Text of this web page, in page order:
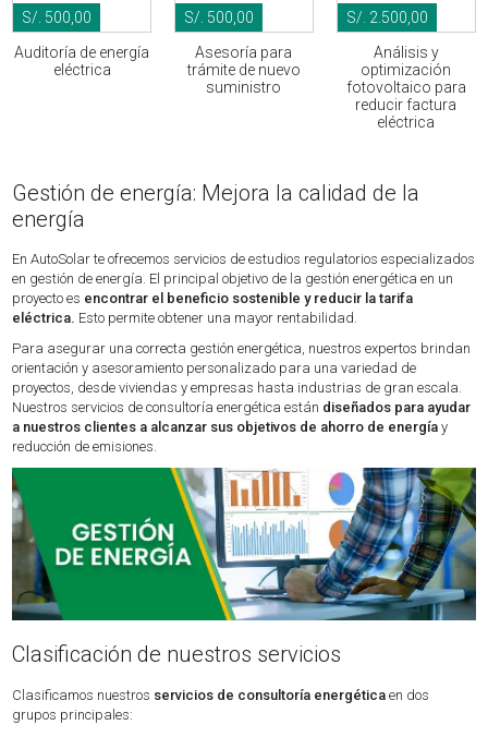
S/. 500,00
Auditoría de energía
eléctrica
S/. 500,00
Asesoría para
trámite de nuevo
suministro
S/. 2.500,00
Análisis y
optimización
fotovoltaico para
reducir factura
eléctrica
Gestión de energía: Mejora la calidad de la
energía
En AutoSolar te ofrecemos servicios de estudios regulatorios especializados
en gestión de energía. El principal objetivo de la gestión energética en un
proyecto es encontrar el beneficio sostenible y reducir la tarifa
eléctrica. Esto permite obtener una mayor rentabilidad.
Para asegurar una correcta gestión energética, nuestros expertos brindan
orientación y asesoramiento personalizado para una variedad de
proyectos, desde viviendas y empresas hasta industrias de gran escala.
Nuestros servicios de consultoría energética están diseñados para ayudar
a nuestros clientes a alcanzar sus objetivos de ahorro de energía y
reducción de emisiones.
Clasificación de nuestros servicios
Clasificamos nuestros servicios de consultoría energética en dos
grupos principales: